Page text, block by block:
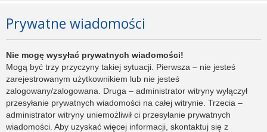
Prywatne wiadomości
Nie mogę wysyłać prywatnych wiadomości!
Mogą być trzy przyczyny takiej sytuacji. Pierwsza – nie jesteś
zarejestrowanym użytkownikiem lub nie jesteś
zalogowany/zalogowana. Druga – administrator witryny wyłączył
przesyłanie prywatnych wiadomości na całej witrynie. Trzecia –
administrator witryny uniemożliwił ci przesyłanie prywatnych
wiadomości. Aby uzyskać więcej informacji, skontaktuj się z